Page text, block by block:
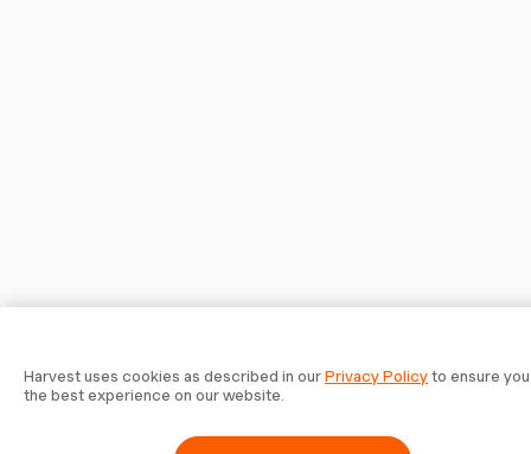
Harvest uses cookies as described in ourPrivacy Policyto ensure
the best experience on our website.